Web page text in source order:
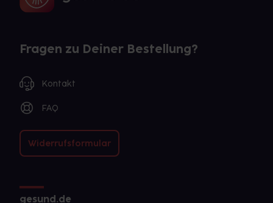
Fragen zu Deiner Bestellung?
Kontakt
FAQ
Widerrufsformular
gesund.de